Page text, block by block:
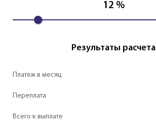
12 %
Результаты расчета
Платеж в месяц
Переплата
Всего к выплате